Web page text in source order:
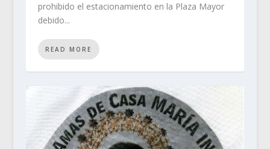
prohibido el estacionamiento en la Plaza Mayor
debido...
READ MORE